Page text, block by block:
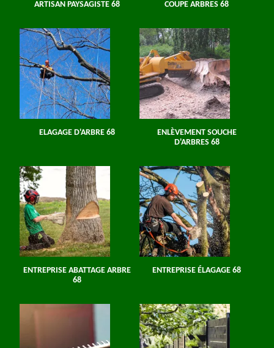
ARTISAN PAYSAGISTE 68 COUPE ARBRES 68
ELAGAGE D'ARBRE 68
ENLÈVEMENT SOUCHE
D'ARBRES 68
ENTREPRISE ABATTAGE ARBRE
68
ENTREPRISE ÉLAGAGE 68